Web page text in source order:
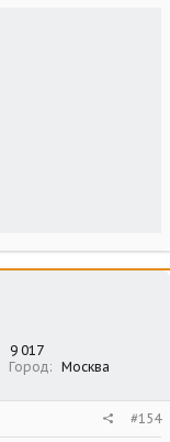
9 017
Город
Москва
#154